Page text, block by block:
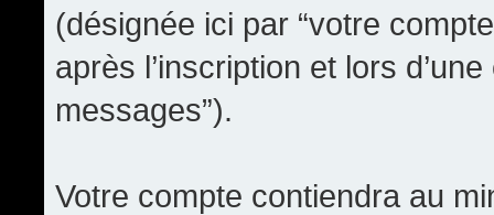
(désignée ici par “votre
après l’inscription et lors
messages”).
Votre compte contiendra au